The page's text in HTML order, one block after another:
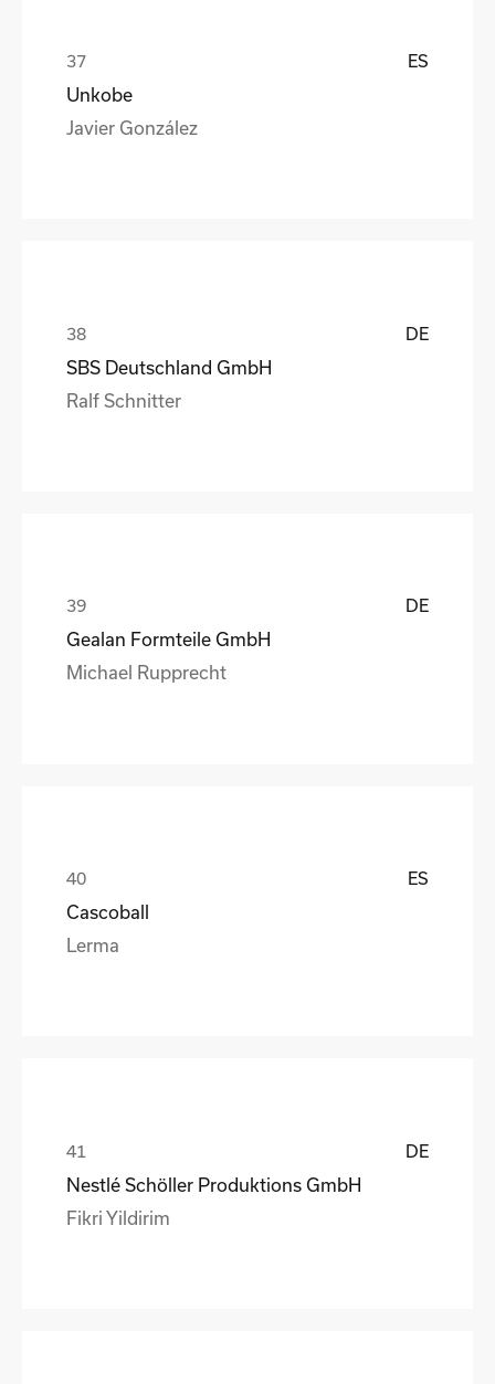
ES
Unkobe
Javier González
DE
SBS Deutschland GmbH
Ralf Schnitter
DE
Gealan Formteile GmbH
Michael Rupprecht
ES
Cascoball
Lerma
DE
Nestlé Schöller Produktions GmbH
Fikri Yildirim